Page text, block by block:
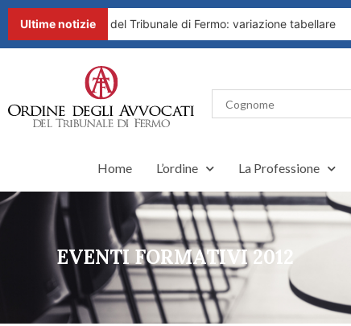
Ultime notizie
del Presidente del Tribunale di Fermo: variazione tabellare
Home L’ordine La Professione
EVENTI FORMATIVI 2012